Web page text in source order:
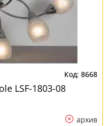
8668
LSF-1803-08
архив